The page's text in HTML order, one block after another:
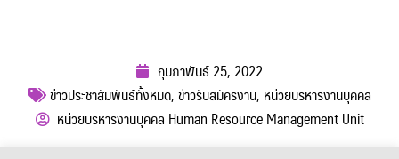
กุมภาพันธ์ 25, 2022
ข่าวประชาสัมพันธ์ทั้งหมด,ข่าวรับสมัครงาน, หน่วยบริหารงานบุคคล
หน่วยบริหารงานบุคคล Human Resource Management Unit